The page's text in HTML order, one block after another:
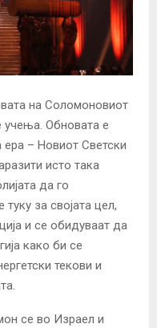
на Соломоновиот
учења. Обновата е
– Новиот Светски
исто така
да го
за својата цел,
и се обидуваат да
како би се
текови и
се во Израел и